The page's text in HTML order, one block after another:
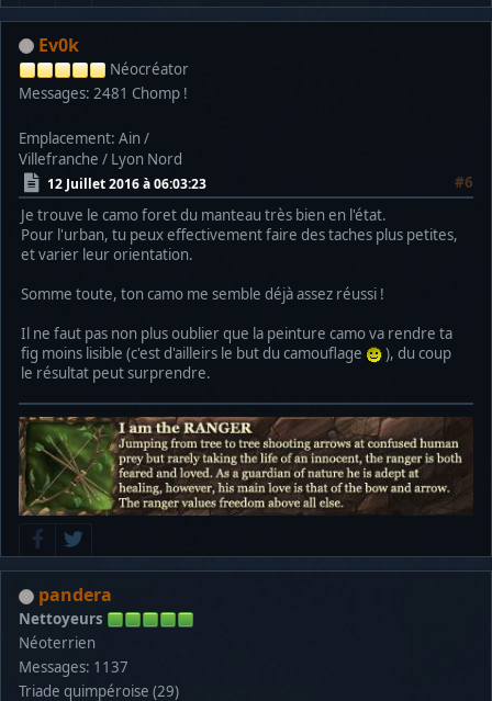
Ev0k
Néocréator
Messages: 2481 Chomp !
Emplacement: Ain /
Villefranche / Lyon Nord
12 Juillet 2016 à 06:03:23
#6
Je trouve le camo foret du manteau très bien en l'état.
Pour l'urban, tu peux effectivement faire des taches plus petites,
et varier leur orientation.
Somme toute, ton camo me semble déjà assez réussi !
Il ne faut pas non plus oublier que la peinture camo va rendre ta
fig moins lisible (c'est d'ailleirs le but du camouflage
), du coup
le résultat peut surprendre.
pandera
Nettoyeurs
Néoterrien
Messages: 1137
Triade quimpéroise (29)